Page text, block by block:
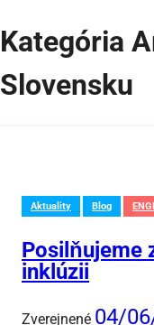
Kategória
Slovensku
Aktuality Blog
Posilňujeme
inklúzii
Zverejnené 04/